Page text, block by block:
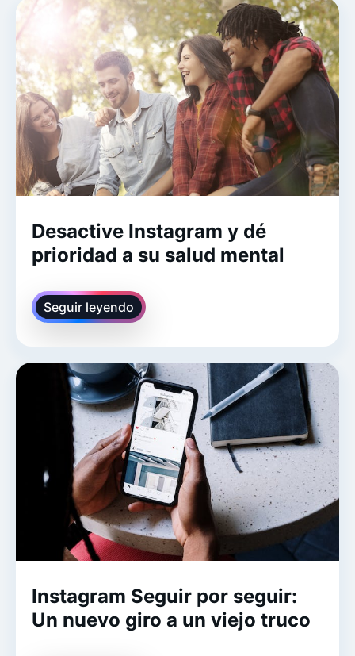
Desactive Instagram y dé
prioridad a su salud mental
Seguir leyendo
Instagram Seguir por seguir:
Un nuevo giro a un viejo truco